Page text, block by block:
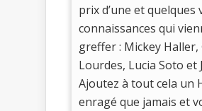
prix d’une et quelques
connaissances qui
greffer : Mickey Haller,
Lourdes, Lucia Soto et
Ajoutez à tout cela un
enragé que jamais et